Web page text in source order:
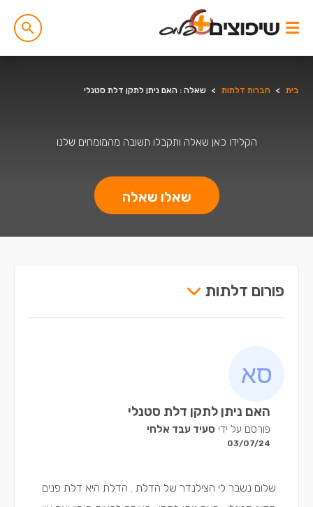
בית > חברות דלתות > שאלה : האם ניתן לתקן דלת סטנלי
הקלידו כאן שאלה ותקבלו תשובה מהמומחים שלנו
שאלו שאלה
פורום דלתות
האם ניתן לתקן דלת סטנלי
פורסם על ידי סעיד עבד אלחי
03/07/24
שלום נשבר לי הצילנדר של הדלת . הדלת היא דלת פנים